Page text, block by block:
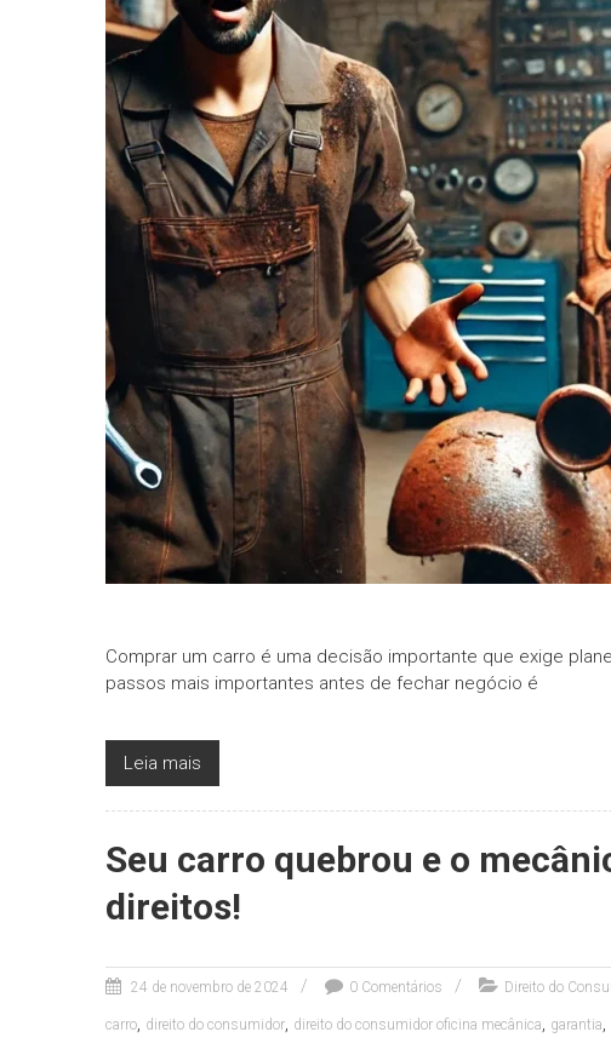
informe-nos
a sua
necessidade.
Comprar um carro é uma decisão importante que exige
passos mais importantes antes de fechar negócio é
Leia mais
Seu carro quebrou e o
direitos!
24 de novembro de 2024 0 Comentários Direito do
carro, direito do consumidor, direito do consumidor oficina mecânica, garantia,